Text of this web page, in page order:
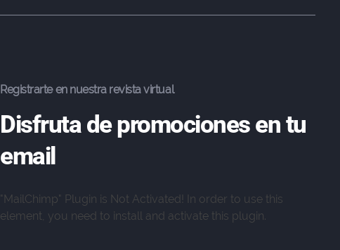
Registrarte en nuestra revista virtual
Disfruta de promociones en tu
email
"MailChimp" Plugin is Not Activated!
In order to use this
element, you need to install and activate this plugin.